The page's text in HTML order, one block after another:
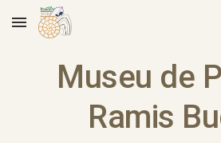
Skip to main content
Museu de
Ramis